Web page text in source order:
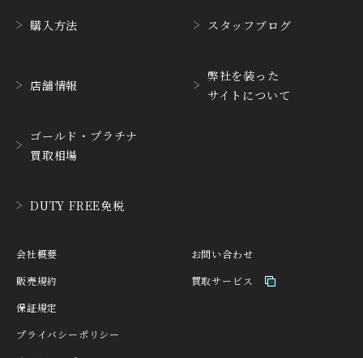
HARRY WINSTON
HEINRICH-GEISEN
ハインリッヒ ガイセン
HORAE
ホライ
IKEPOD INCIPIO
購入方法
店舗情報
ゴールド・プラチナ
買取相場
DUTY FREE免税
スタッフブログ
弊社を装った
サイトについて
会社概要
販売規約
保証規定
プライバシーポリシー
お問い合わせ
買取サービス